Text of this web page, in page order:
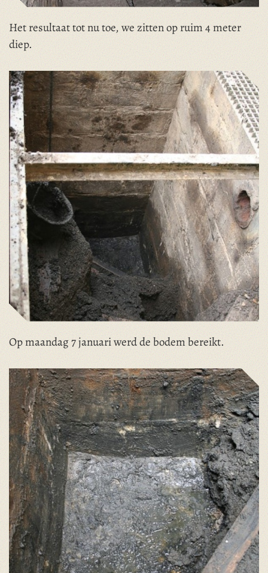
Het resultaat tot nu toe, we zitten op ruim 4 meter
diep.
Op maandag 7 januari werd de bodem bereikt.